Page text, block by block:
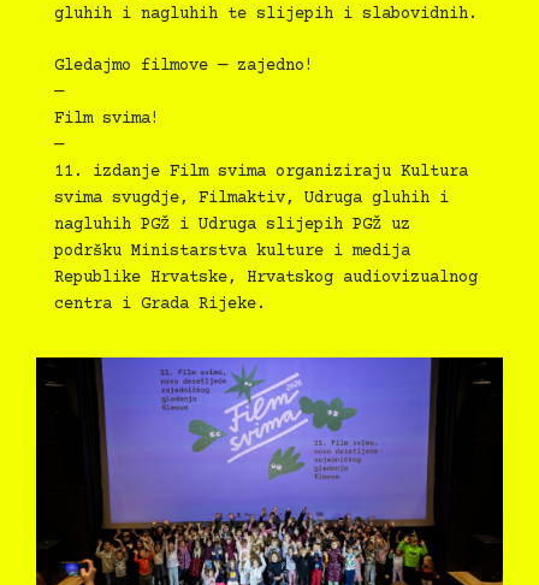
gluhih i nagluhih te slijepih i slabovidnih.
Gledajmo filmove — zajedno!
—
Film svima!
—
11.⁠ ⁠izdanje Film svima organiziraju Kultura
svima svugdje, Filmaktiv, Udruga gluhih i
nagluhih PGŽ i Udruga slijepih PGŽ uz
podršku Ministarstva kulture i medija
Republike Hrvatske, Hrvatskog audiovizualnog
centra i Grada Rijeke.